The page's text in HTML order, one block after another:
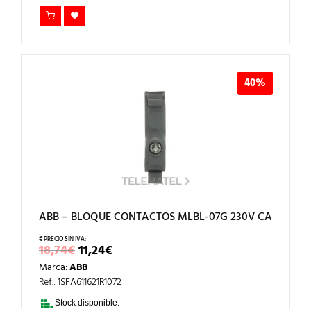
40%
ABB – BLOQUE CONTACTOS MLBL-07G 230V CA
18,74€EL
PRECIO
ORIGINAL
ERA:
18,74€.
11,24€EL
PRECIO
ES:
Marca:ABB
Ref.: 1SFA611621R1072
Stock disponible.